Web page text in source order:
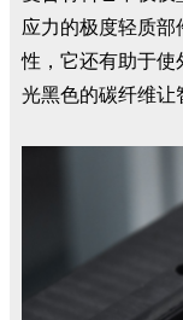
应力的极度轻质部
性，它还有助于使
光黑色的碳纤维让